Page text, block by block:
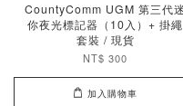
CountyComm UGM 第三代迷
你夜光標記器（10入）+ 掛繩
套裝 / 現貨
NT$ 300
加入購物車